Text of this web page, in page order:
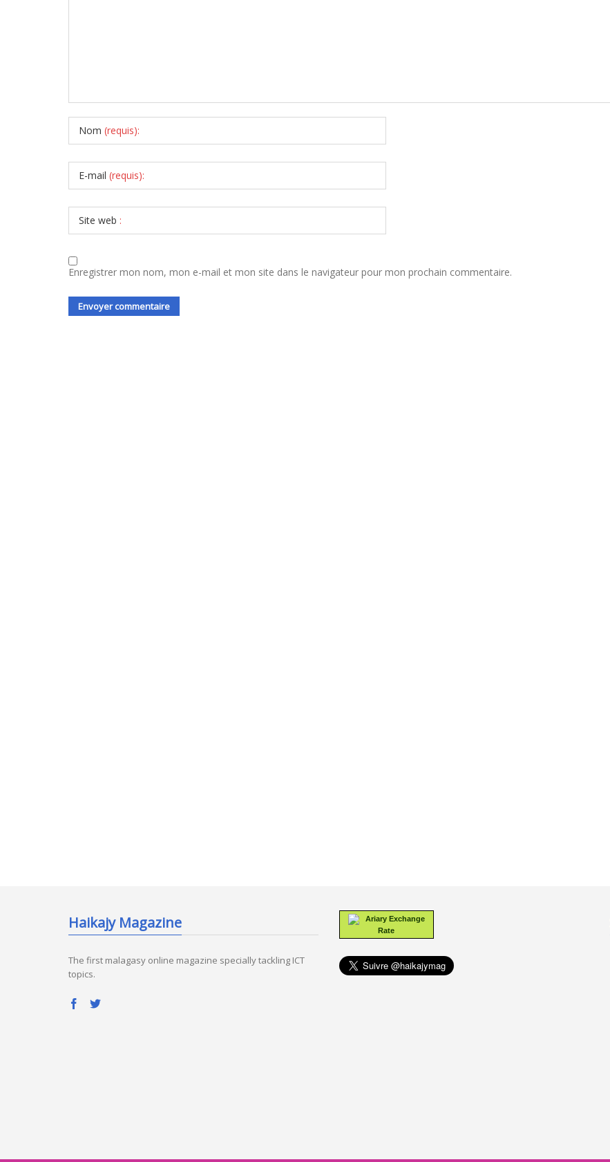
Nom (requis):
E-mail (requis):
Site web :
Enregistrer mon nom, mon e-mail et mon site dans le navigateur pour mon prochain commentaire.
Haikajy Magazine
The first malagasy online magazine specially tackling ICT
topics.
Ariary Exchange
Rate